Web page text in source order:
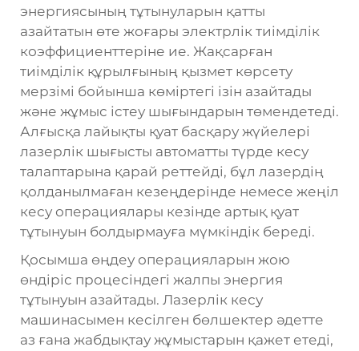
энергиясының тұтынуларын қатты
азайтатын өте жоғары электрлік тиімділік
коэффициенттеріне ие. Жақсарған
тиімділік құрылғының қызмет көрсету
мерзімі бойынша көміртегі ізін азайтады
және жұмыс істеу шығындарын төмендетеді.
Алғысқа лайықты қуат басқару жүйелері
лазерлік шығысты автоматты түрде кесу
талаптарына қарай реттейді, бұл лазердің
қолданылмаған кезеңдерінде немесе жеңіл
кесу операциялары кезінде артық қуат
тұтынуын болдырмауға мүмкіндік береді.
Қосымша өңдеу операцияларын жою
өндіріс процесіндегі жалпы энергия
тұтынуын азайтады. Лазерлік кесу
машинасымен кесілген бөлшектер әдетте
аз ғана жабдықтау жұмыстарын қажет етеді,